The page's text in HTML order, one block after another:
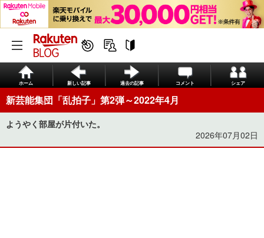
ホーム 新しい記事 過去の記事 コメント シェア
新芸能集団「乱拍子」第2弾～2022年4月
ようやく部屋が片付いた。
2026年07月02日